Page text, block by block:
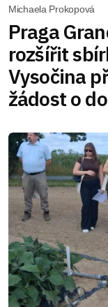
Michaela Prokopová
Praga
rozšířit
Vysočina
žádost o